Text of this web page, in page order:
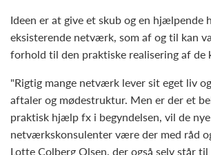
Ideen er at give et skub og en hjælpende
eksisterende netværk, som af og til kan
forhold til den praktiske realisering af de
"Rigtig mange netværk lever sit eget liv
aftaler og mødestruktur. Men er der et
praktisk hjælp fx i begyndelsen, vil de nye
netværkskonsulenter være der med råd
Lotte Colberg Olsen, der også selv står